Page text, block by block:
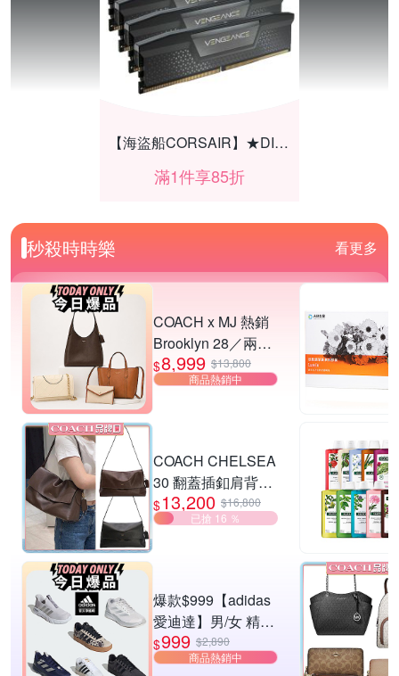
【海盜船CORSAIR】★DIY組件享85折
滿1件享85折
滿1件享9折
秒殺時時樂 看更多
COACH x MJ 熱銷
Brooklyn 28／兩用
／斜背包均一價-多
款可選
$8,999 $13,800
商品熱銷中
COACH CHELSEA
30 翻蓋插釦肩背包
兩色供選
$13,200 $16,800
已搶 16 ％
爆款$999【adidas
愛迪達】男/女 精選
運動鞋休閒鞋 任選
均一價
$999 $2,890
商品熱銷中